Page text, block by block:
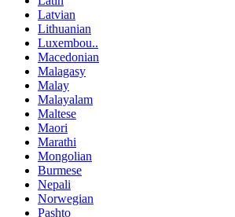
Latvian
Lithuanian
Luxembou..
Macedonian
Malagasy
Malay
Malayalam
Maltese
Maori
Marathi
Mongolian
Burmese
Nepali
Norwegian
Pashto